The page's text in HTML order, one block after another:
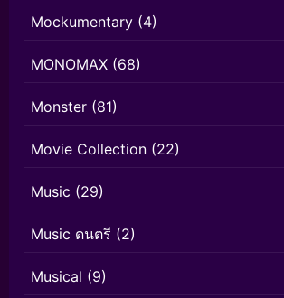
Mockumentary (4)
MONOMAX (68)
Monster (81)
Movie Collection (22)
Music (29)
Music ดนตรี (2)
Musical (9)